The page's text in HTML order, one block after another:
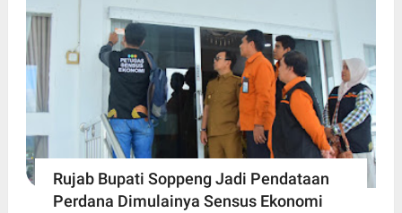
Rujab Bupati Soppeng Jadi Pendataan
Perdana Dimulainya Sensus Ekonomi